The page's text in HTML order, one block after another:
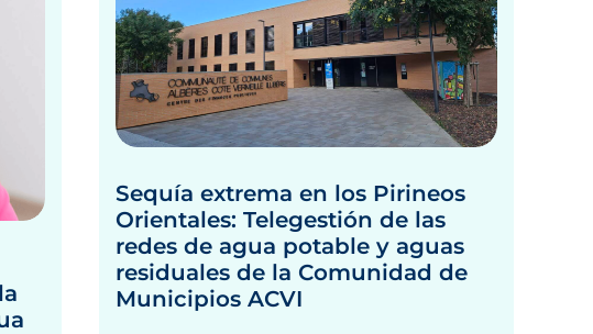
Sequía extrema en los Pirineos
Orientales: Telegestión de las
redes de agua potable y aguas
residuales de la Comunidad de
Municipios ACVI